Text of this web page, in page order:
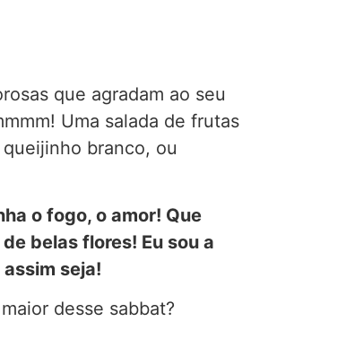
que agradam ao seu
Uma salada de frutas
branco, ou
o fogo, o amor! Que
belas flores! Eu sou a
seja!
desse sabbat?